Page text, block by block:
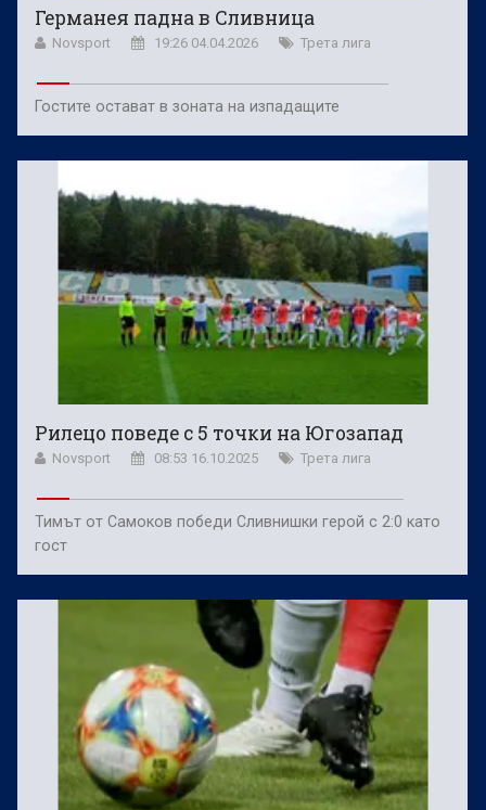
Германея падна в Сливница
Novsport 19:26 04.04.2026 Трета лига
Гостите остават в зоната на изпадащите
Рилецо поведе с 5 точки на Югозапад
Novsport 08:53 16.10.2025 Трета лига
Тимът от Самоков победи Сливнишки герой с 2:0 като
гост